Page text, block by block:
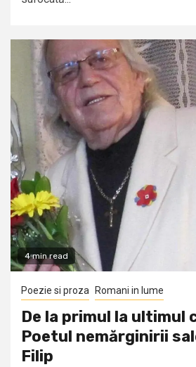
4 min read
Poezie si proza Romani in lume
De la primul la ultimul
Poetul nemărginirii
Filip